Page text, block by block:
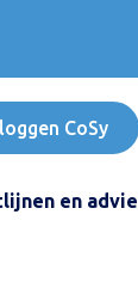
CoSy
en